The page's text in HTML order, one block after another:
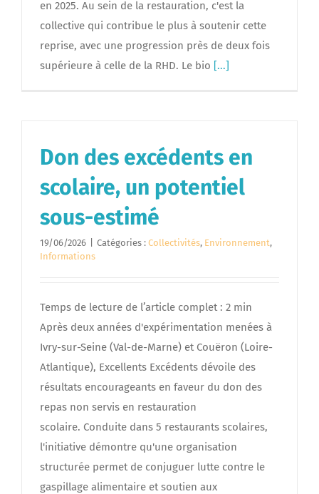
en 2025. Au sein de la restauration, c'est la
collective qui contribue le plus à soutenir cette
reprise, avec une progression près de deux fois
supérieure à celle de la RHD. Le bio [...]
Don des excédents en
scolaire, un potentiel
sous-estimé
19/06/2026 Catégories : Collectivités, Environnement,
Informations
Temps de lecture de l’article complet : 2 min
Après deux années d'expérimentation menées à
Ivry-sur-Seine (Val-de-Marne) et Couëron (Loire-
Atlantique), Excellents Excédents dévoile des
résultats encourageants en faveur du don des
repas non servis en restauration
scolaire. Conduite dans 5 restaurants scolaires,
l'initiative démontre qu'une organisation
structurée permet de conjuguer lutte contre le
gaspillage alimentaire et soutien aux